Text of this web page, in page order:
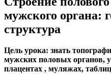
мужского органа:
структура
Цель урока: знать
мужских половых органов,
плацентах , муляжах,